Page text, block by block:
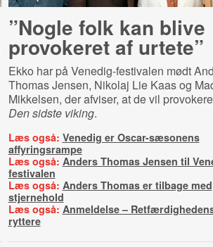
”Nogle folk kan blive
provokeret af urtete”
Ekko har på Venedig-festivalen mødt
Thomas Jensen, Nikolaj Lie Kaas og
Mikkelsen, der afviser, at de vil
Den sidste viking.
Læs også: Venedig er Oscar-sæsonens
affyringsrampe
Læs også: Anders Thomas Jensen til
festivalen
Læs også: Anders Thomas er tilbage med
stjernehold
Læs også: Anmeldelse –
ryttere